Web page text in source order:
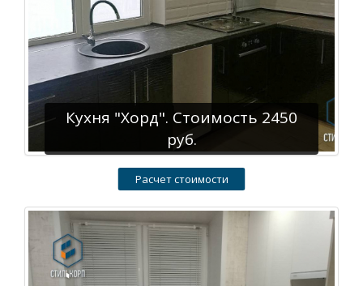
Кухня "Хорд". Стоимость 2450
руб.
Расчет стоимости